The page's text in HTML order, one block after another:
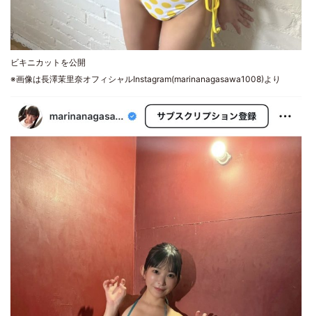
ビキニカットを公開
※画像は長澤茉里奈オフィシャルInstagram(marinanagasawa1008)より